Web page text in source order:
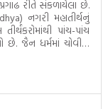
રીતે સંકળાયેલા છે.
નગરી મહાતીર્થનું
પાંચ-પાંચ
છે. જૈન ધર્મમાં ચોવીસ
છે. દરેક તીર્થંકરના